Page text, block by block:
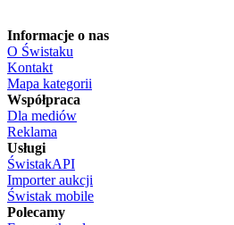
Informacje o nas
O Świstaku
Kontakt
Mapa kategorii
Współpraca
Dla mediów
Reklama
Usługi
ŚwistakAPI
Importer aukcji
Świstak mobile
Polecamy